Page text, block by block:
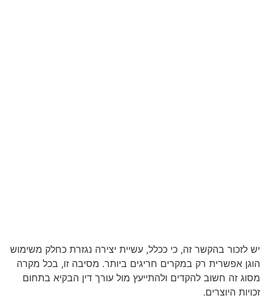
יש לזכור בהקשר זה, כי ככלל, עשיית יצירה נגזרת כחלק משימוש
הוגן אפשרית רק במקרים חריגים ביותר. מסיבה זו, בכל מקרה
מסוג זה חשוב להקדים ולהתייעץ מול עורך דין הבקיא בתחום
זכויות היוצרים.